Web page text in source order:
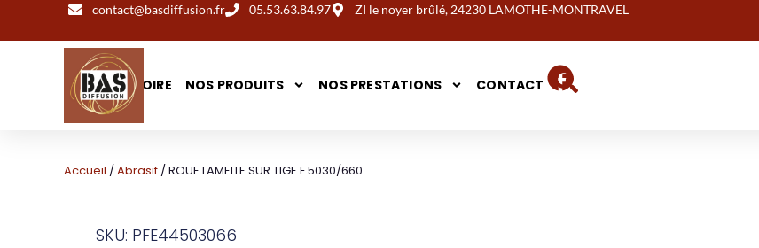
contact@basdiffusion.fr 05.53.63.84.97 ZI le noyer brûlé, 24230 LAMOTHE-MONTRAVEL
NOTRE HISTOIRE NOS PRODUITS NOS PRESTATIONS CONTACT
Accueil / Abrasif / ROUE LAMELLE SUR TIGE F 5030/660
SKU: PFE44503066